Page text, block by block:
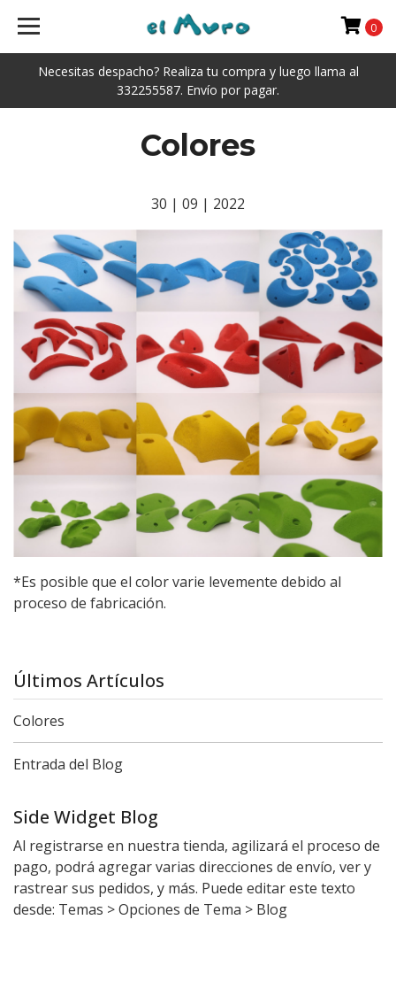
Necesitas despacho? Realiza tu compra y luego llama al
332255587. Envío por pagar.
0
Colores
30 | 09 | 2022
*Es posible que el color varie levemente debido al
proceso de fabricación.
Últimos Artículos
Colores
Entrada del Blog
Side Widget Blog
Al registrarse en nuestra tienda, agilizará el proceso de
pago, podrá agregar varias direcciones de envío, ver y
rastrear sus pedidos, y más. Puede editar este texto
desde: Temas > Opciones de Tema > Blog